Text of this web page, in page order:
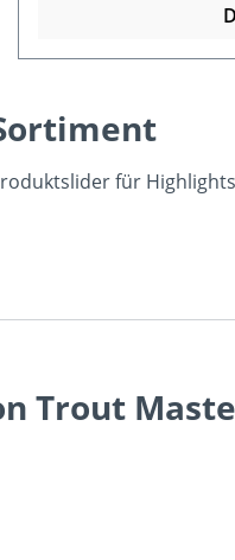
für
Trout